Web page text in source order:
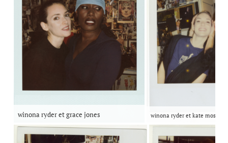
winona ryder et grace jones winona ryder et kate moss